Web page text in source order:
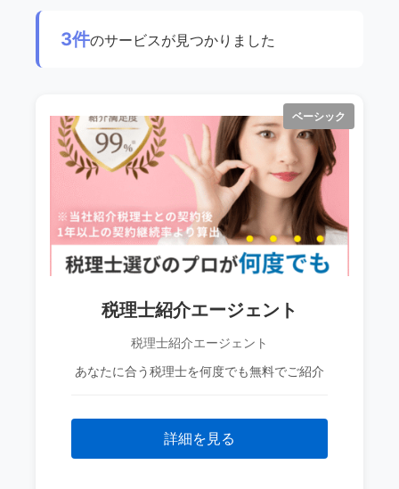
3件のサービスが見つかりました
ベーシック
税理士紹介エージェント
税理士紹介エージェント
あなたに合う税理士を何度でも無料でご紹介
詳細を見る